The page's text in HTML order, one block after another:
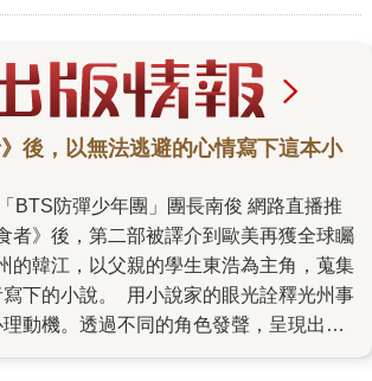
後，以無法逃避的心情寫下這本小
者》後，第二部被譯介到歐美再獲全球矚
的韓江，以父親的學生東浩為主角，蒐集
下的小說。 用小說家的眼光詮釋光州事
動機。透過不同的角色發聲，呈現出事